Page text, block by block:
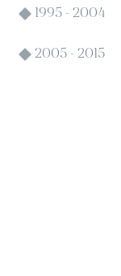
1995 - 2004
2005 - 2015